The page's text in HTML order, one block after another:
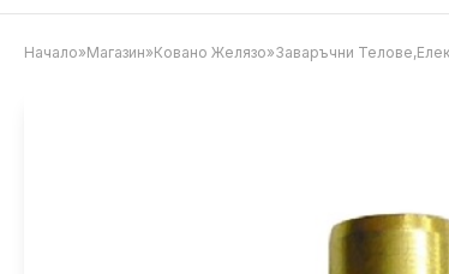
Начало»Магазин»Ковано Желязо»Заваръчни